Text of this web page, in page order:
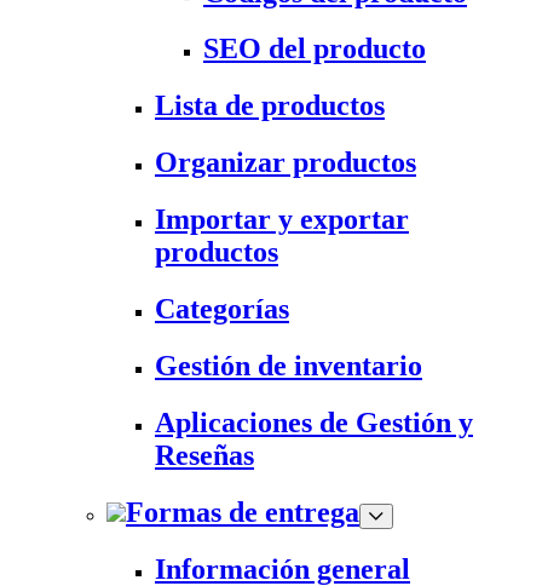
SEO del producto
Lista de productos
Organizar productos
Importar y exportar
productos
Categorías
Gestión de inventario
Aplicaciones de Gestión y
Reseñas
Formas de entrega
Información general